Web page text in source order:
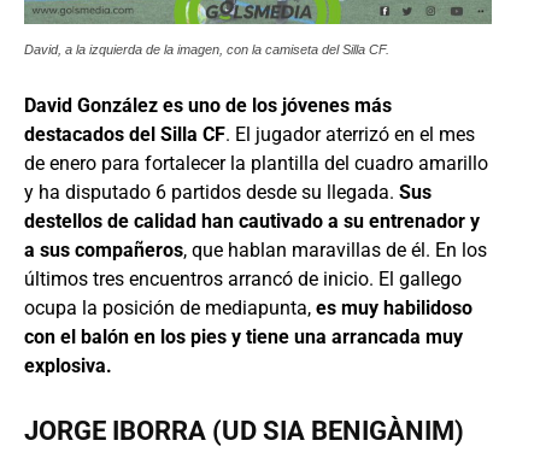
David, a la izquierda de la imagen, con la camiseta del Silla CF.
David González es uno de los jóvenes más
destacados del Silla CF. El jugador aterrizó en el mes
de enero para fortalecer la plantilla del cuadro amarillo
y ha disputado 6 partidos desde su llegada. Sus
destellos de calidad han cautivado a su entrenador y
a sus compañeros, que hablan maravillas de él. En los
últimos tres encuentros arrancó de inicio. El gallego
ocupa la posición de mediapunta, es muy habilidoso
con el balón en los pies y tiene una arrancada muy
explosiva.
JORGE IBORRA (UD SIA BENIGÀNIM)